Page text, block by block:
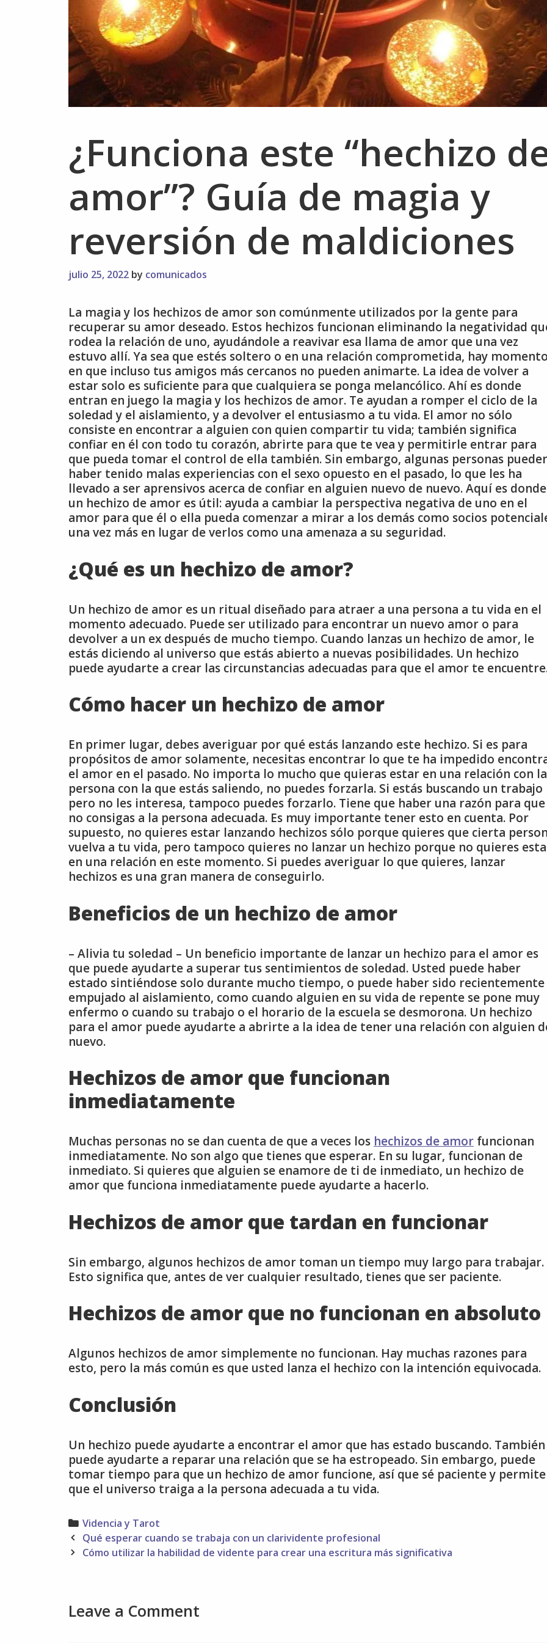
¿Funciona este “hechizo
amor”? Guía de magia y
reversión de maldiciones
julio 25, 2022 by comunicados
La magia y los hechizos de amor son comúnmente utilizados por la gente para
recuperar su amor deseado. Estos hechizos funcionan eliminando la negatividad
rodea la relación de uno, ayudándole a reavivar esa llama de amor que una vez
estuvo allí. Ya sea que estés soltero o en una relación comprometida, hay
en que incluso tus amigos más cercanos no pueden animarte. La idea de volver a
estar solo es suficiente para que cualquiera se ponga melancólico. Ahí es donde
entran en juego la magia y los hechizos de amor. Te ayudan a romper el ciclo de la
soledad y el aislamiento, y a devolver el entusiasmo a tu vida. El amor no sólo
consiste en encontrar a alguien con quien compartir tu vida; también significa
confiar en él con todo tu corazón, abrirte para que te vea y permitirle entrar para
que pueda tomar el control de ella también. Sin embargo, algunas personas
haber tenido malas experiencias con el sexo opuesto en el pasado, lo que les ha
llevado a ser aprensivos acerca de confiar en alguien nuevo de nuevo. Aquí es donde
un hechizo de amor es útil: ayuda a cambiar la perspectiva negativa de uno en el
amor para que él o ella pueda comenzar a mirar a los demás como socios
una vez más en lugar de verlos como una amenaza a su seguridad.
¿Qué es un hechizo de amor?
Un hechizo de amor es un ritual diseñado para atraer a una persona a tu vida en el
momento adecuado. Puede ser utilizado para encontrar un nuevo amor o para
devolver a un ex después de mucho tiempo. Cuando lanzas un hechizo de amor, le
estás diciendo al universo que estás abierto a nuevas posibilidades. Un hechizo
puede ayudarte a crear las circunstancias adecuadas para que el amor te
Cómo hacer un hechizo de amor
En primer lugar, debes averiguar por qué estás lanzando este hechizo. Si es para
propósitos de amor solamente, necesitas encontrar lo que te ha impedido
el amor en el pasado. No importa lo mucho que quieras estar en una relación con la
persona con la que estás saliendo, no puedes forzarla. Si estás buscando un trabajo
pero no les interesa, tampoco puedes forzarlo. Tiene que haber una razón para que
no consigas a la persona adecuada. Es muy importante tener esto en cuenta. Por
supuesto, no quieres estar lanzando hechizos sólo porque quieres que cierta
vuelva a tu vida, pero tampoco quieres no lanzar un hechizo porque no quieres
en una relación en este momento. Si puedes averiguar lo que quieres, lanzar
hechizos es una gran manera de conseguirlo.
Beneficios de un hechizo de amor
– Alivia tu soledad – Un beneficio importante de lanzar un hechizo para el amor es
que puede ayudarte a superar tus sentimientos de soledad. Usted puede haber
estado sintiéndose solo durante mucho tiempo, o puede haber sido recientemente
empujado al aislamiento, como cuando alguien en su vida de repente se pone muy
enfermo o cuando su trabajo o el horario de la escuela se desmorona. Un hechizo
para el amor puede ayudarte a abrirte a la idea de tener una relación con alguien
nuevo.
Hechizos de amor que funcionan
inmediatamente
Muchas personas no se dan cuenta de que a veces los hechizos de amor funcionan
inmediatamente. No son algo que tienes que esperar. En su lugar, funcionan de
inmediato. Si quieres que alguien se enamore de ti de inmediato, un hechizo de
amor que funciona inmediatamente puede ayudarte a hacerlo.
Hechizos de amor que tardan en funcionar
Sin embargo, algunos hechizos de amor toman un tiempo muy largo para trabajar.
Esto significa que, antes de ver cualquier resultado, tienes que ser paciente.
Hechizos de amor que no funcionan en absoluto
Algunos hechizos de amor simplemente no funcionan. Hay muchas razones para
esto, pero la más común es que usted lanza el hechizo con la intención equivocada.
Conclusión
Un hechizo puede ayudarte a encontrar el amor que has estado buscando. También
puede ayudarte a reparar una relación que se ha estropeado. Sin embargo, puede
tomar tiempo para que un hechizo de amor funcione, así que sé paciente y permite
que el universo traiga a la persona adecuada a tu vida.
Categories
Videncia y Tarot
Post
navigation
Qué esperar cuando se trabaja con un clarividente profesional
Cómo utilizar la habilidad de vidente para crear una escritura más significativa
Leave a Comment